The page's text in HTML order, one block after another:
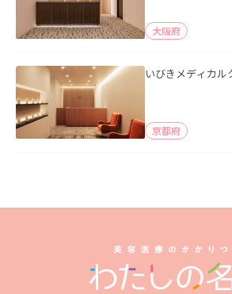
大阪府
いびきメディカ
京都府